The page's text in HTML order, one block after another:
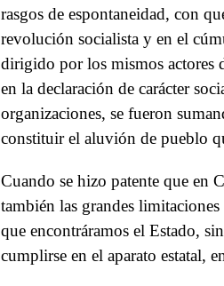
rasgos de espontaneidad, con
revolución socialista y en el
dirigido por los mismos actores
en la declaración de carácter
organizaciones, se fueron
constituir el aluvión de pueblo
Cuando se hizo patente que en
también las grandes
que encontráramos el Estado,
cumplirse en el aparato estatal,